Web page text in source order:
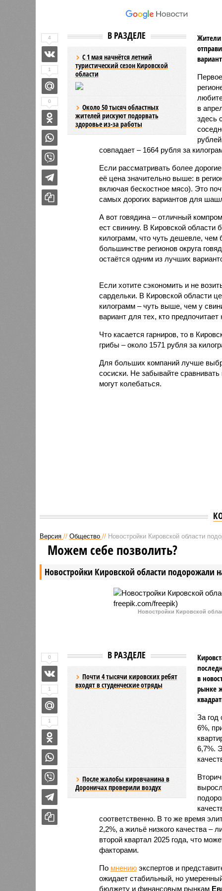
В РАЗДЕЛЕ
С 1 мая начнётся летний
туристический сезон Кировской
области
Около 50 тысяч областных
жителей рискуют подорвать
здоровье из-за работы
Жители
в
здесь
совпадает – 1664 рубля за
Если рассматривать более
её цена значительно выше: в
включая бескостное мясо). Это
самых дорогих вариантов для
А вот говядина – отличный
ест свинину. В Кировской области
килограмм, что чуть дешевле, чем
большинстве регионов округа
остаётся одним из лучших
Если хотите сэкономить и не
сардельки. В Кировской области
килограмм – чуть выше, чем у
вариант для тех, кто предпочитает
Что касается гарниров, то в
грибы – около 1571 рубля за
Для больших компаний лучше
сосиски. Не забывайте
могут колебаться.
4
1
0
Версия // Общество // Новостройки Кировской области
Новостройки Кировской области подорожали
Можем себе позволить?
Новостройки Кировской
В РАЗДЕЛЕ
Почти 4 тысячи кировских ребят
входят в студенческие отряды
в
рынке
За год
6%,
6,7%.
Вторичный рынок показал более
выражении. Лидерами подорожания
которые подорожали на 11,4% и
подорожали скромнее – всего на
Максимальный подъём цен
связано с укреплением спроса и
Помнениюэкспертов и
бюджету и финансовым рынкам
будет находиться в пределах
Основными факторами,
0
1
1